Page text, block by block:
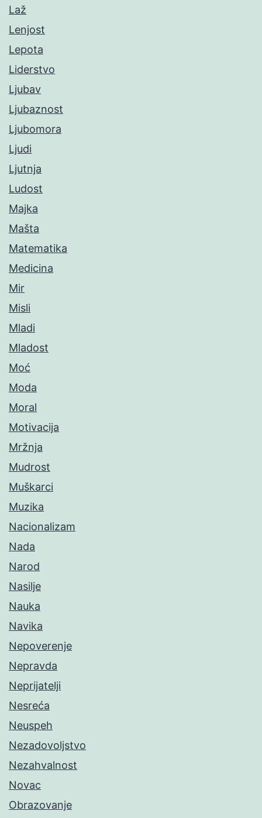
Laž
Lenjost
Lepota
Liderstvo
Ljubav
Ljubaznost
Ljubomora
Ljudi
Ljutnja
Ludost
Majka
Mašta
Matematika
Medicina
Mir
Misli
Mladi
Mladost
Moć
Moda
Moral
Motivacija
Mržnja
Mudrost
Muškarci
Muzika
Nacionalizam
Nada
Narod
Nasilje
Nauka
Navika
Nepoverenje
Nepravda
Neprijatelji
Nesreća
Neuspeh
Nezadovoljstvo
Nezahvalnost
Novac
Obrazovanje